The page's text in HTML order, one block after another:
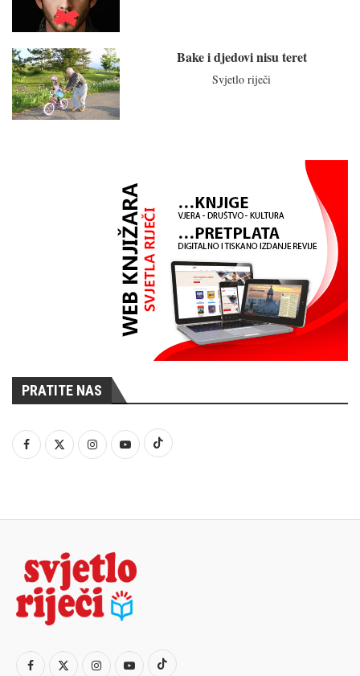
Bake i djedovi nisu teret
Svjetlo riječi
PRATITE NAS